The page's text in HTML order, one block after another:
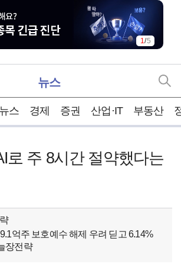
1/5
뉴스
스 경제 증권 산업·IT 부동산
로 주 8시간 절약했다는
억주 보호예수 해제 우려 딛고 6.14%
장전략